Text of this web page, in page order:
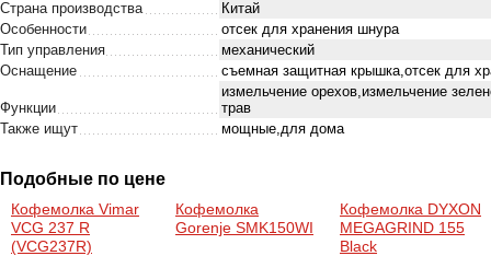
Страна производства
Китай
Особенности
отсек для хранения шнура
Тип управления
механический
Оснащение
съемная защитная крышка,отсек для
Функции
измельчение орехов,измельчение
трав
Также ищут
мощные,для дома
Подобные по цене
Кофемолка Vimar
VCG 237 R
(VCG237R)
Кофемолка
Gorenje SMK150WI
Кофемолка DYXON
MEGAGRIND 155
Black